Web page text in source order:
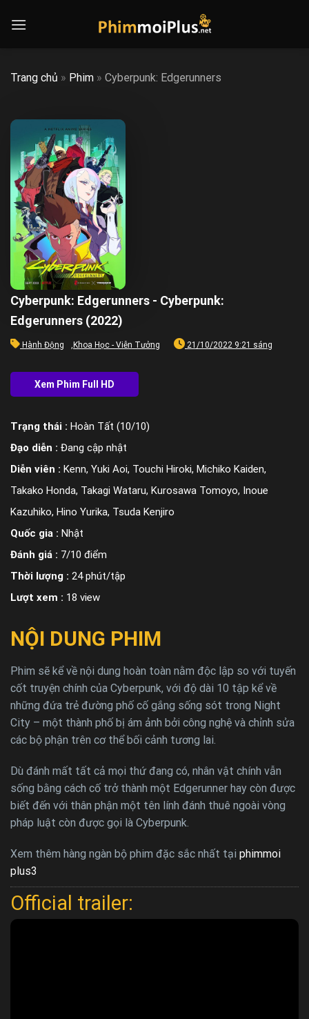
Trang chủ » Phim » Cyberpunk: Edgerunners
Cyberpunk: Edgerunners - Cyberpunk:
Edgerunners (2022)
Hành Động Khoa Học - Viễn Tưởng 21/10/2022 9:21 sáng
Trạng thái : Hoàn Tất (10/10)
Đạo diễn : Đang cập nhật
Diễn viên : Kenn, Yuki Aoi, Touchi Hiroki, Michiko Kaiden,
Takako Honda, Takagi Wataru, Kurosawa Tomoyo, Inoue
Kazuhiko, Hino Yurika, Tsuda Kenjiro
Quốc gia : Nhật
Đánh giá : 7/10 điểm
Thời lượng : 24 phút/tập
Lượt xem : 18 view
NỘI DUNG PHIM
Phim sẽ kể về nội dung hoàn toàn nằm độc lập so với tuyến
cốt truyện chính của Cyberpunk, với độ dài 10 tập kể về
những đứa trẻ đường phố cố gắng sống sót trong Night
City – một thành phố bị ám ảnh bởi công nghệ và chỉnh sửa
các bộ phận trên cơ thể bối cảnh tương lai.
Dù đánh mất tất cả mọi thứ đang có, nhân vật chính vẫn
sống bằng cách cố trở thành một Edgerunner hay còn được
biết đến với thân phận một tên lính đánh thuê ngoài vòng
pháp luật còn được gọi là Cyberpunk.
Xem thêm hàng ngàn bộ phim đặc sắc nhất tại phimmoi
plus3
Official trailer: